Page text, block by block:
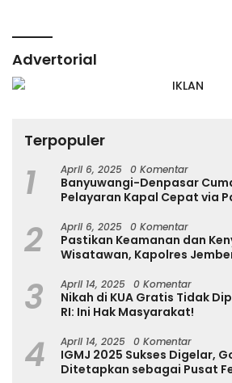
Advertorial
Terpopuler
1 April 6, 2025 0 Komentar
Banyuwangi-Denpasar
Pelayaran Kapal Cepat via
2 April 6, 2025 0 Komentar
Pastikan Keamanan dan
Wisatawan, Kapolres
3 April 14, 2025 0 Komentar
Nikah di KUA Gratis Tidak
RI: Ini Hak Masyarakat!
4 April 14, 2025 0 Komentar
IGMJ 2025 Sukses Digelar,
Ditetapkan sebagai Pusat